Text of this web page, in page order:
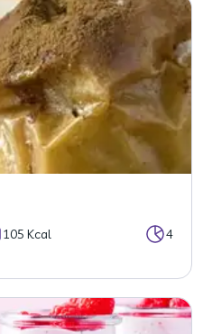
105 Kcal 4